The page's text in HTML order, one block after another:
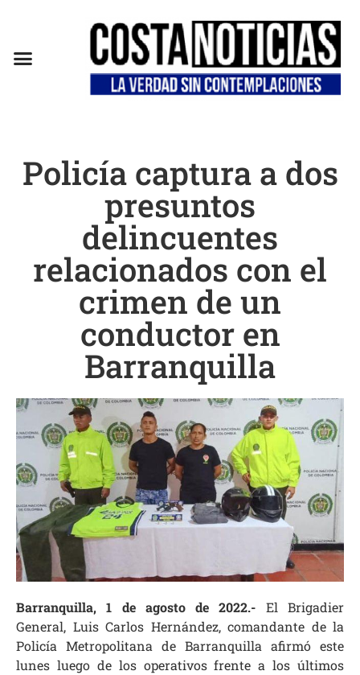
Policía captura a dos
presuntos
delincuentes
relacionados con el
crimen de un
conductor en
Barranquilla
Barranquilla, 1 de agosto de 2022.- El Brigadier
General, Luis Carlos Hernández, comandante de la
Policía Metropolitana de Barranquilla afirmó este
lunes luego de los operativos frente a los últimos